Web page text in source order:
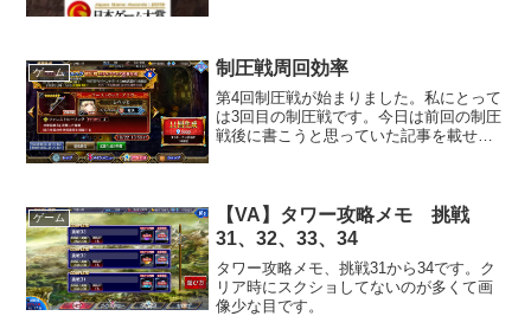
トーリーを進められないので。
ゲーム 制圧戦周回効率
第4回制圧戦が始まりました。私にとって
は3回目の制圧戦です。今日は前回の制圧
戦後に書こうと思っていた記事を載せま
ゲーム
【VA】タワー攻略メモ 挑戦
31、32、33、34
タワー攻略メモ、挑戦31から34です。ク
リア時にスクショしてないのが多くて画
像少な目です。